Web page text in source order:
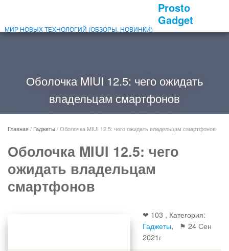
Prosto
Gadget
МИР НОВЫХ ТЕХНОЛОГИЙ (ОБЗОРЫ, НОВИНКИ)
Оболочка MIUI 12.5: чего ожидать
владельцам смартфонов
Главная/ Гаджеты /Оболочка MIUI 12.5: чего ожидать владельцам смартфонов
Оболочка MIUI 12.5: чего
ожидать владельцам
смартфонов
❤ 103 , Категория:
Гаджеты, ⚑ 24 Сен
2021г